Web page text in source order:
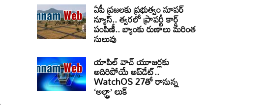
ఏపీ ప్రజలకు ప్రభుత్వం సూపర్
న్యూస్.. త్వరలో ప్రాపర్టీ కార్డ్
పంపిణీ.. బ్యాంకు రుణాలు మరింత
సులువు
యాపిల్ వాచ్ యూజర్లకు
అదిరిపోయే అప్‌డేట్..
WatchOS 27తో రానున్న
‘అల్ట్రా’ లుక్